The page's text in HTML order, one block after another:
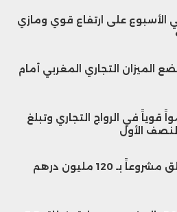
الأسبوع على ارتفاع قوي ومازي
مونديال 2030 تضع الميزان التجاري المغربي أمام
في الرواج التجاري وتبلغ
جامعة ألعاب القوى تطلق مشروعاً بـ 120 مليون درهم